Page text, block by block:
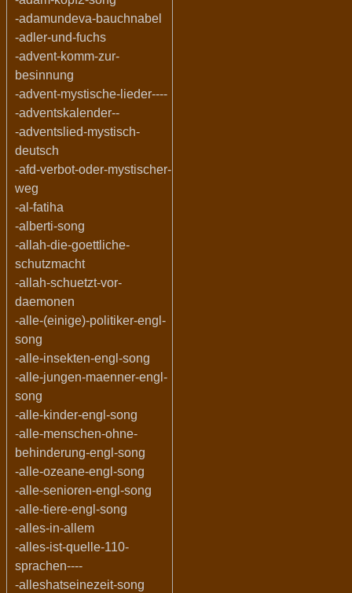
-adamundeva-bauchnabel
-adler-und-fuchs
-advent-komm-zur-
besinnung
-advent-mystische-lieder----
-adventskalender--
-adventslied-mystisch-
deutsch
-afd-verbot-oder-mystischer-
weg
-al-fatiha
-alberti-song
-allah-die-goettliche-
schutzmacht
-allah-schuetzt-vor-
daemonen
-alle-(einige)-politiker-engl-
song
-alle-insekten-engl-song
-alle-jungen-maenner-engl-
song
-alle-kinder-engl-song
-alle-menschen-ohne-
behinderung-engl-song
-alle-ozeane-engl-song
-alle-senioren-engl-song
-alle-tiere-engl-song
-alles-in-allem
-alles-ist-quelle-110-
sprachen----
-alleshatseinezeit-song